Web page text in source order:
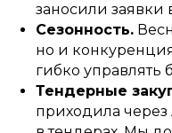
заносили заявки
Сезонность.
но и
гибко управлять
Тендерные
приходила через